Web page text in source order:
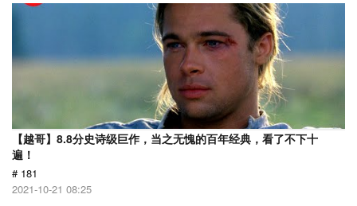
【越哥】8.8分史诗级巨作，当之无愧的百年经典，看了不下十
遍！
# 181
2021-10-21 08:25